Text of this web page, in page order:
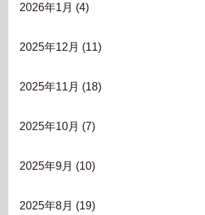
2026年1月 (4)
2025年12月 (11)
2025年11月 (18)
2025年10月 (7)
2025年9月 (10)
2025年8月 (19)